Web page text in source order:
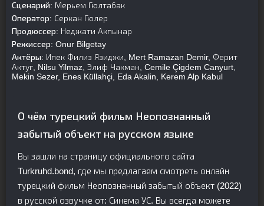
Сценарий: Мерьем Гюлтабак
Оператор: Серкан Гюлер
Продюссер: Неджати Акпынар
Режиссер: Onur Bilgetay
Актёры: Ипек Филиз Язиджи, Mert Ramazan Demir, Ферит
Актуг, Nilsu Yilmaz, Элиф Чакман, Cemile Çigdem Canyurt,
Mekin Sezer, Enes Küllahçi, Eda Akalin, Kerem Alp Kabul
О чём турецкий фильм Неопознанный
забытый объект на русском языке
Вы зашли на страницу официального сайта
Turkruhd.bond, где мы предлагаем смотреть онлайн
турецкий фильм Неопознанный забытый объект (2022)
в русской озвучке от: Синема УС. Вы всегда можете